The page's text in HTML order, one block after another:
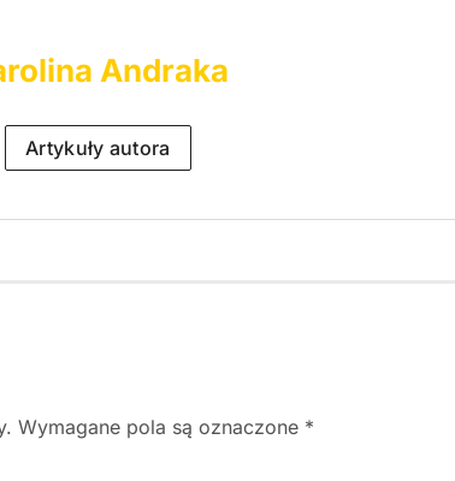
Andraka
Artykuły autora
Wymagane pola są oznaczone *